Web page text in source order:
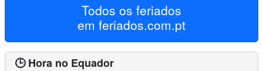
Todos os feriados
em feriados.com.pt
🕒 Hora no Equador